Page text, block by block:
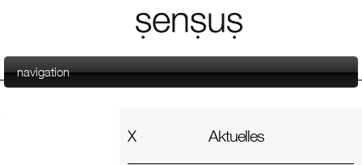
navigation
X Aktuelles